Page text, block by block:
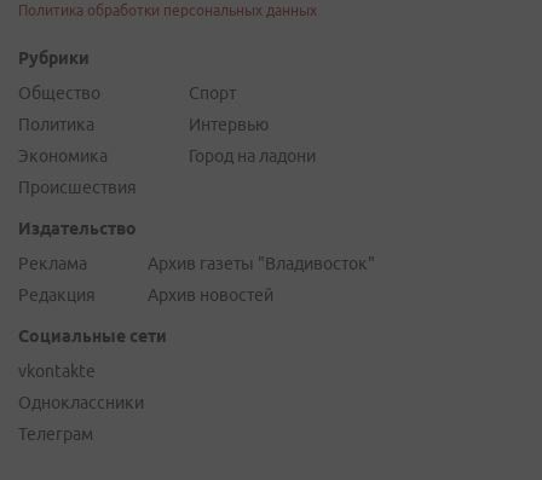
Политика обработки персональных данных
Рубрики
Общество
Политика
Экономика
Происшествия
Спорт
Интервью
Город на ладони
Издательство
Реклама
Редакция
Архив газеты "Владивосток"
Архив новостей
Социальные сети
vkontakte
Одноклассники
Телеграм